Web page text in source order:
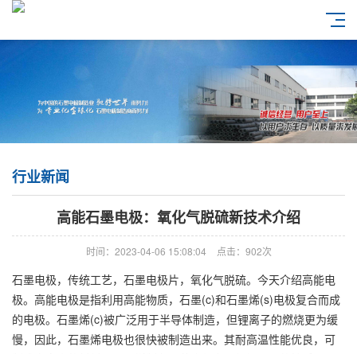
行业新闻
高能石墨电极：氧化气脱硫新技术介绍
时间：2023-04-06 15:08:04 点击：902次
石墨电极，传统工艺， 石墨电极片，氧化气脱硫。今天介绍高能电
极。高能电极是指利用高能物质， 石墨(c)和石墨烯(s)电极复合而成
的电极。石墨烯(c)被广泛用于半导体制造，但锂离子的燃烧更为缓
慢，因此，石墨烯电极也很快被制造出来。其耐高温性能优良，可